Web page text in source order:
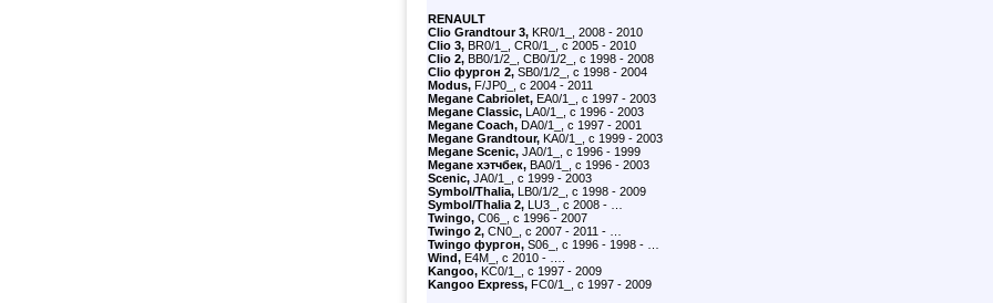
RENAULT
Clio Grandtour 3, KR0/1_, 2008 - 2010
Clio 3, BR0/1_, CR0/1_, с 2005 - 2010
Clio 2, BB0/1/2_, CB0/1/2_, с 1998 - 2008
Clio фургон 2, SB0/1/2_, с 1998 - 2004
Modus, F/JP0_, с 2004 - 2011
Megane Cabriolet, EA0/1_, с 1997 - 2003
Megane Classic, LA0/1_, с 1996 - 2003
Megane Coach, DA0/1_, с 1997 - 2001
Megane Grandtour, KA0/1_, с 1999 - 2003
Megane Scenic, JA0/1_, с 1996 - 1999
Megane хэтчбек, BA0/1_, с 1996 - 2003
Scenic, JA0/1_, с 1999 - 2003
Symbol/Thalia, LB0/1/2_, с 1998 - 2009
Symbol/Thalia 2, LU3_, с 2008 - …
Twingo, C06_, с 1996 - 2007
Twingo 2, CN0_, с 2007 - 2011 - …
Twingo фургон, S06_, с 1996 - 1998 - …
Wind, E4M_, с 2010 - ….
Kangoo, KC0/1_, с 1997 - 2009
Kangoo Express, FC0/1_, с 1997 - 2009